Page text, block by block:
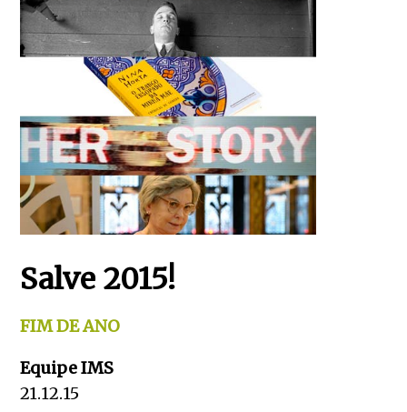
Salve 2015!
FIM DE ANO
Equipe IMS
21.12.15